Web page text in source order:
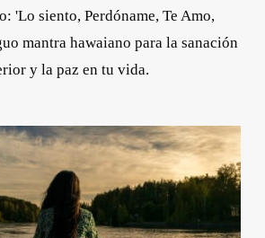
'Lo siento, Perdóname, Te Amo,
mantra hawaiano para la sanación
y la paz en tu vida.